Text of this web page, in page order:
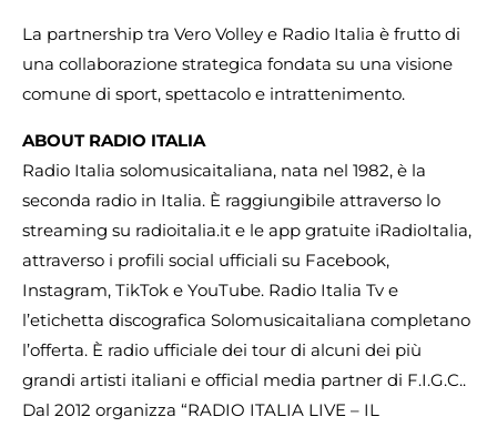
La partnership tra Vero Volley e Radio Italia è frutto di
una collaborazione strategica fondata su una visione
comune di sport, spettacolo e intrattenimento.
ABOUT RADIO ITALIA
Radio Italia solomusicaitaliana, nata nel 1982, è la
seconda radio in Italia. È raggiungibile attraverso lo
streaming su radioitalia.it e le app gratuite iRadioItalia,
attraverso i profili social ufficiali su Facebook,
Instagram, TikTok e YouTube. Radio Italia Tv e
l’etichetta discografica Solomusicaitaliana completano
l’offerta. È radio ufficiale dei tour di alcuni dei più
grandi artisti italiani e official media partner di F.I.G.C..
Dal 2012 organizza “RADIO ITALIA LIVE – IL